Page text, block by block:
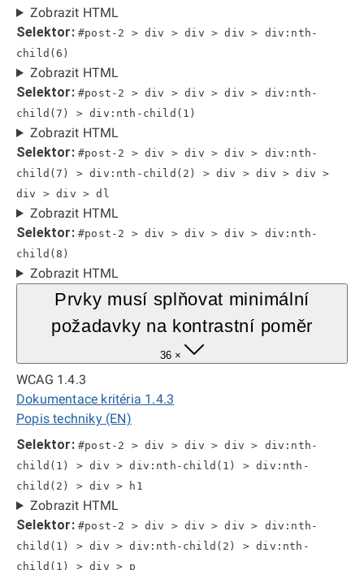
Zobrazit HTML
Selektor: #post-2 > div > div > div > div:nth-
child(6)
Zobrazit HTML
Selektor: #post-2 > div > div > div > div:nth-
child(7) > div:nth-child(1)
Zobrazit HTML
Selektor: #post-2 > div > div > div > div:nth-
child(7) > div:nth-child(2) > div > div > div >
div > div > dl
Zobrazit HTML
Selektor: #post-2 > div > div > div > div:nth-
child(8)
Zobrazit HTML
Prvky musí splňovat minimální
požadavky na kontrastní poměr
36 ×
WCAG 1.4.3
Dokumentace kritéria 1.4.3
Popis techniky (EN)
Selektor: #post-2 > div > div > div > div:nth-
child(1) > div > div:nth-child(1) > div:nth-
child(2) > div > h1
Zobrazit HTML
Selektor: #post-2 > div > div > div > div:nth-
child(1) > div > div:nth-child(2) > div:nth-
child(1) > div > p